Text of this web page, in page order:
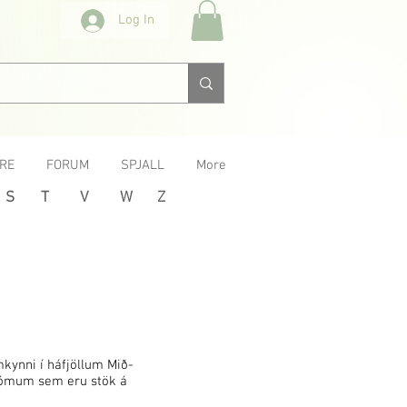
Log In
FORUM SPJALL More
S T V W Z
í háfjöllum Mið-
sem eru stök á